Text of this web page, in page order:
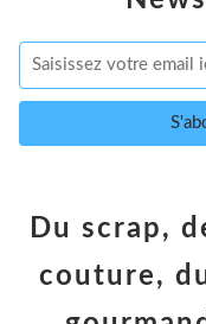
Du scrap,
couture,